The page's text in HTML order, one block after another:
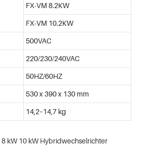
FX-VM 8.2KW
FX-VM 10.2KW
500VAC
220/230/240VAC
50HZ/60HZ
530 x 390 x 130 mm
14,2–14,7 kg